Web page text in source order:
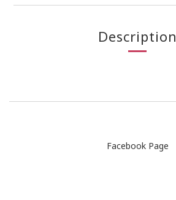
Description
Facebook Page